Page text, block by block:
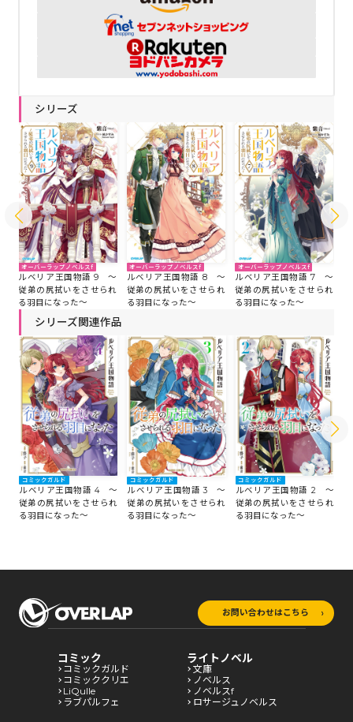
シリーズ
オーバーラップノベルスf
ルベリア王国物語 9 ～
従弟の尻拭いをさせられ
る羽目になった～
オーバーラップノベルスf
ルベリア王国物語 8 ～
従弟の尻拭いをさせられ
る羽目になった～
オーバーラップノベルスf
ルベリア王国物語 7 ～
従弟の尻拭いをさせられ
る羽目になった～
シリーズ関連作品
コミックガルド
ルベリア王国物語 4 ～
従弟の尻拭いをさせられ
る羽目になった～
コミックガルド
ルベリア王国物語 3 ～
従弟の尻拭いをさせられ
る羽目になった～
コミックガルド
ルベリア王国物語 2 ～
従弟の尻拭いをさせられ
る羽目になった～
お問い合わせはこちら
コミック
コミックガルド
コミッククリエ
LiQulle
ラブパルフェ
ライトノベル
文庫
ノベルス
ノベルスf
ロサージュノベルス